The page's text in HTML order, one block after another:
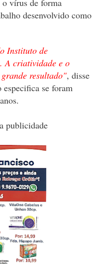
vírus de forma
desenvolvido como
Instituto de
A criatividade e o
resultado", disse
se foram
publicidade